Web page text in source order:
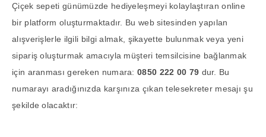
Çiçek sepeti günümüzde hediyeleşmeyi kolaylaştıran online
bir platform oluşturmaktadır. Bu web sitesinden yapılan
alışverişlerle ilgili bilgi almak, şikayette bulunmak veya yeni
sipariş oluşturmak amacıyla müşteri temsilcisine bağlanmak
için aranması gereken numara:0850 222 00 79 dur. Bu
numarayı aradığınızda karşınıza çıkan telesekreter mesajı şu
şekilde olacaktır: